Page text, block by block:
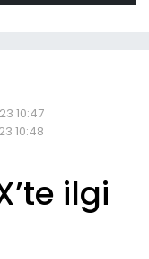
10:47
10:48
ilgi